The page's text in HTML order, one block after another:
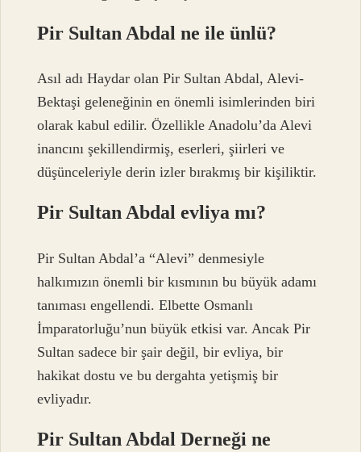
Pir Sultan Abdal ne ile ünlü?
Asıl adı Haydar olan Pir Sultan Abdal, Alevi-
Bektaşi geleneğinin en önemli isimlerinden biri
olarak kabul edilir. Özellikle Anadolu’da Alevi
inancını şekillendirmiş, eserleri, şiirleri ve
düşünceleriyle derin izler bırakmış bir kişiliktir.
Pir Sultan Abdal evliya mı?
Pir Sultan Abdal’a “Alevi” denmesiyle
halkımızın önemli bir kısmının bu büyük adamı
tanıması engellendi. Elbette Osmanlı
İmparatorluğu’nun büyük etkisi var. Ancak Pir
Sultan sadece bir şair değil, bir evliya, bir
hakikat dostu ve bu dergahta yetişmiş bir
evliyadır.
Pir Sultan Abdal Derneği ne